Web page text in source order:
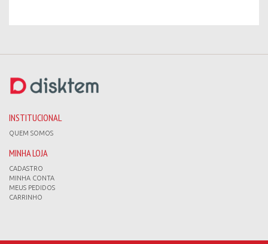
INSTITUCIONAL
QUEM SOMOS
MINHA LOJA
CADASTRO
MINHA CONTA
MEUS PEDIDOS
CARRINHO